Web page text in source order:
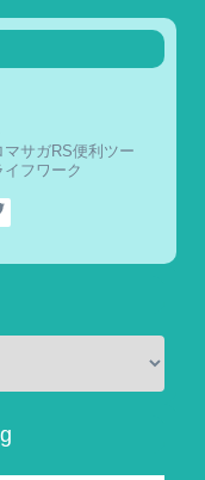
サガRS便利ツー
フワーク